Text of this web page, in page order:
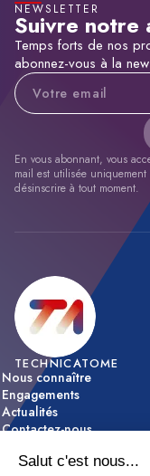
NEWSLETTER
Suivre notre
Temps forts de nos
abonnez-vous à la
Adresse e-mail
En vous abonnant, vous
mail est utilisée uniquement
désinscrire à tout moment.
TECHNICATOME
Nous connaître
Engagements
Actualités
Contactez-nous
Expertise & innovation